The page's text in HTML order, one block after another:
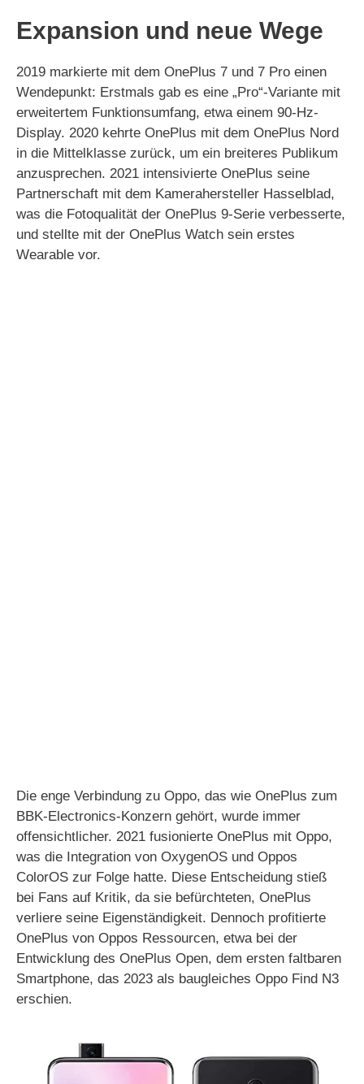
Expansion und neue Wege
2019 markierte mit dem OnePlus 7 und 7 Pro einen
Wendepunkt: Erstmals gab es eine „Pro“-Variante mit
erweitertem Funktionsumfang, etwa einem 90-Hz-
Display. 2020 kehrte OnePlus mit dem OnePlus Nord
in die Mittelklasse zurück, um ein breiteres Publikum
anzusprechen. 2021 intensivierte OnePlus seine
Partnerschaft mit dem Kamerahersteller Hasselblad,
was die Fotoqualität der OnePlus 9-Serie verbesserte,
und stellte mit der OnePlus Watch sein erstes
Wearable vor.
Die enge Verbindung zu Oppo, das wie OnePlus zum
BBK-Electronics-Konzern gehört, wurde immer
offensichtlicher. 2021 fusionierte OnePlus mit Oppo,
was die Integration von OxygenOS und Oppos
ColorOS zur Folge hatte. Diese Entscheidung stieß
bei Fans auf Kritik, da sie befürchteten, OnePlus
verliere seine Eigenständigkeit. Dennoch profitierte
OnePlus von Oppos Ressourcen, etwa bei der
Entwicklung des OnePlus Open, dem ersten faltbaren
Smartphone, das 2023 als baugleiches Oppo Find N3
erschien.